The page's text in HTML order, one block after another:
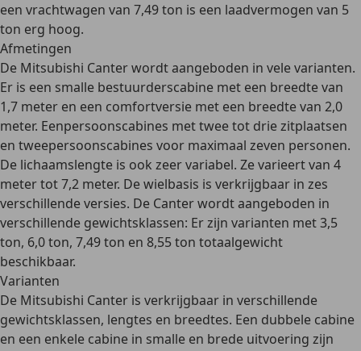
een vrachtwagen van 7,49 ton is een laadvermogen van 5
ton erg hoog.
Afmetingen
De Mitsubishi Canter wordt aangeboden in vele varianten.
Er is een smalle bestuurderscabine met een breedte van
1,7 meter en een comfortversie met een breedte van 2,0
meter. Eenpersoonscabines mettwee tot drie zitplaatsen
en tweepersoonscabines voor maximaal zeven personen.
De lichaamslengte is ook zeer variabel. Ze varieert van 4
meter tot 7,2 meter. De wielbasis is verkrijgbaar in zes
verschillende versies. De Canter wordt aangeboden in
verschillende gewichtsklassen: Er zijn varianten met 3,5
ton, 6,0 ton, 7,49 ton en 8,55 ton totaalgewicht
beschikbaar.
Varianten
De Mitsubishi Canter is verkrijgbaar in verschillende
gewichtsklassen, lengtes en breedtes. Een dubbele cabine
en een enkele cabine in smalle en brede uitvoering zijn